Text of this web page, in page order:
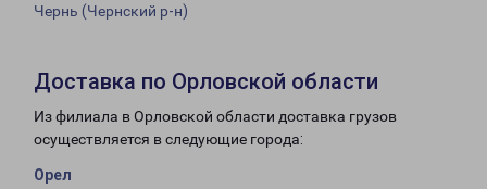
Чернь (Чернский р-н)
Доставка по Орловской области
Из филиала в Орловской области доставка грузов
осуществляется в следующие города:
Орел